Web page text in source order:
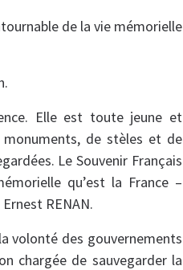
de la vie mémorielle
Elle est toute jeune et
de stèles et de
Le Souvenir Français
qu’est la France –
RENAN.
volonté des gouvernements
chargée de sauvegarder la